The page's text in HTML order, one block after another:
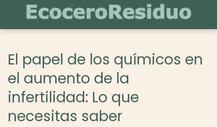
El papel de los químicos en
el aumento de la
infertilidad: Lo que
necesitas saber